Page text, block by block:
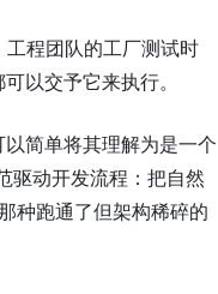
程团队的工厂测试时
以交予它来执行。
简单将其理解为是一个
驱动开发流程：把自然
种跑通了但架构稀碎的